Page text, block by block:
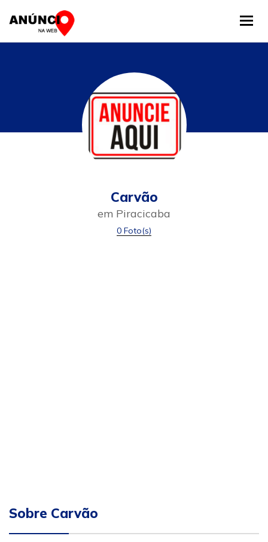
Carvão
em Piracicaba
0 Foto(s)
Sobre Carvão